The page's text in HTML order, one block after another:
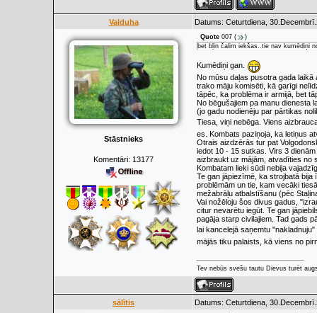
Valduha Datums: Ceturtdiena,
Stāstnieks
Komentāri: 13177
Quote 007 (
)
bet bļin čalim iekšas..tie nav kumēdiņi
Kumēdiņi gan.
No mūsu daļas pusotra gada
trako māju komisēti, kā garīgi
tāpēc, ka problēma ir armijā, bet
No bēgušajiem pa manu dienesta
(jo gadu nodienēju par pārtikas
Tiesa, viņi nebēga. Viens
es. Kombats paziņoja, ka letiņus
Otrais aizdzērās tur pat
iedot 10 - 15 sutkas. Virs 3
aizbraukt uz mājām, atvadīties no
Kombatam lieki sūdi nebija
Te gan jāpiezīmē, ka strojbatā
problēmām un tie, kam vecāki
mežabrāļu atbalstīšanu (pēc
Vai nožēloju šos divus gadus,
citur nevarētu iegūt. Te gan
pagāja starp civilajiem. Tad gads
lai kancelejā saņemtu
mājās tiku palaists, kā viens no
Tev nebūs svešu tautu Dievus turēt
sālītis Datums: Ceturtdiena,